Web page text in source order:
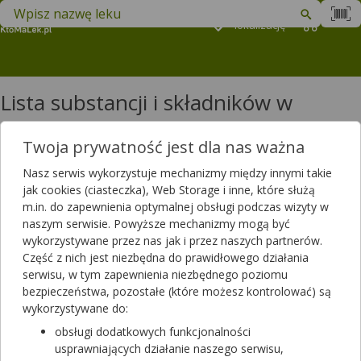
lokalizację
Znajdź lek w swojej okolicy
Lista substancji i składników w
produktach: litera W
Lista substancji i składników w produktach: litera W
Wąkrota azjatycka
Walacyklowir
Walgancyklowir
Walina
Walpromid
Walsartan
Wandetanib
Wankomycyna
Wapnia askorbinian
Wapnia chlorek
Wapnia dobezylan
Twoja prywatność jest dla nas ważna
Nasz serwis wykorzystuje mechanizmy między innymi takie
jak cookies (ciasteczka), Web Storage i inne, które służą
m.in. do zapewnienia optymalnej obsługi podczas wizyty w
naszym serwisie. Powyższe mechanizmy mogą być
wykorzystywane przez nas jak i przez naszych partnerów.
Część z nich jest niezbędna do prawidłowego działania
serwisu, w tym zapewnienia niezbędnego poziomu
bezpieczeństwa, pozostałe (które możesz kontrolować) są
wykorzystywane do:
obsługi dodatkowych funkcjonalności
usprawniających działanie naszego serwisu,